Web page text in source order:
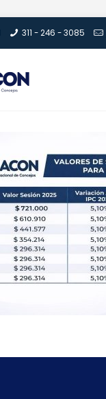
311 - 246 - 3085